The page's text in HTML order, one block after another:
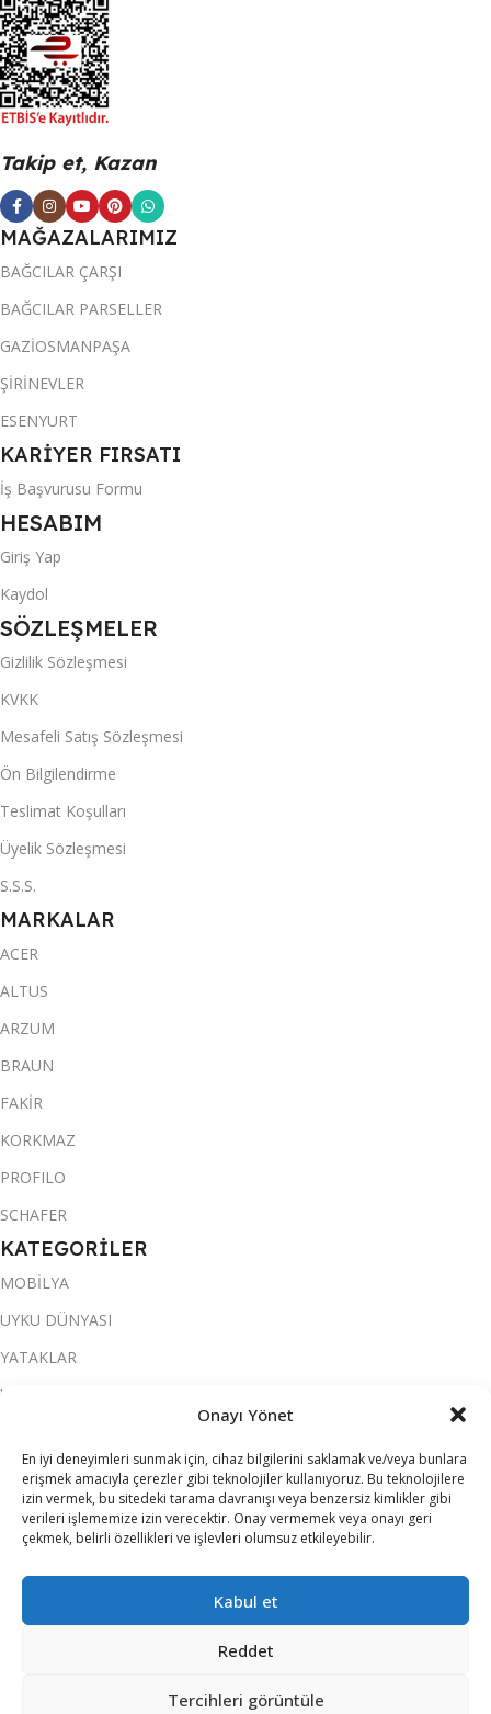
Onayı Yönet
En iyi deneyimleri sunmak için, cihaz bilgilerini saklamak ve/veya bunlara
erişmek amacıyla çerezler gibi teknolojiler kullanıyoruz. Bu teknolojilere
izin vermek, bu sitedeki tarama davranışı veya benzersiz kimlikler gibi
verileri işlememize izin verecektir. Onay vermemek veya onayı geri
çekmek, belirli özellikleri ve işlevleri olumsuz etkileyebilir.
Kabul et
Reddet
Tercihleri görüntüle
Takip et, Kazan
MAĞAZALARIMIZ
BAĞCILAR ÇARŞI
BAĞCILAR PARSELLER
GAZİOSMANPAŞA
ŞİRİNEVLER
ESENYURT
KARİYER FIRSATI
İş Başvurusu Formu
HESABIM
Giriş Yap
Kaydol
SÖZLEŞMELER
Gizlilik Sözleşmesi
KVKK
Mesafeli Satış Sözleşmesi
Ön Bilgilendirme
Teslimat Koşulları
Üyelik Sözleşmesi
S.S.S.
MARKALAR
ACER
ALTUS
ARZUM
BRAUN
FAKİR
KORKMAZ
PROFILO
SCHAFER
KATEGORİLER
MOBİLYA
UYKU DÜNYASI
YATAKLAR
YATAK ODASI
KOLTUK TAKIMI
YEMEK ODASI
SOFRA & MUTFAK
ELEKTRİKLİ EV ALETLERİ
ATILIM ALIŞVERİŞ MERKEZLERİ 2026 TÜM HAKLARI SAKLIDIR.